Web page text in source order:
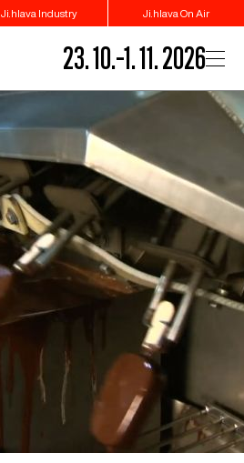
Ji.hlava Industry Ji.hlava On Air
23. 10.–1. 11. 2026